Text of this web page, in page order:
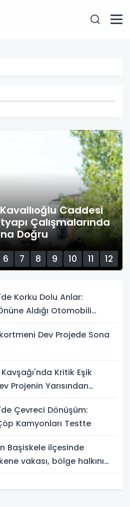
Caddesi
Çalışmalarında
Doğru
6 7 8 9 10 11
12
Korku Dolu Anlar:
Aldığı Otomobili
Dev Projede Sona
Kritik Eşik
Projenin Yarısından
Çevreci Dönüşüm:
Kamyonları Testte
Başiskele ilçesinde
vakası, bölge halkını